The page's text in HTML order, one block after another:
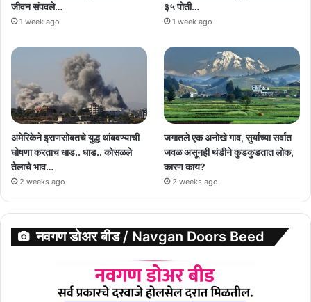
जीवन संपवले…
1 week ago
३५ पोती…
1 week ago
अमेरिकेने इराणसोबतचे युद्ध थांबवण्याची
घोषणा करताच धाड.. धाड.. कोसळले
तेलाचे भाव…
2 weeks ago
जगातले एक अनोखे गाव, सुर्याच्या सर्वात
जवळ असूनही थंडीने कुडकुडतात लोक,
कारण काय?
2 weeks ago
नवगण डोअर बीड / Navgan Doors Beed